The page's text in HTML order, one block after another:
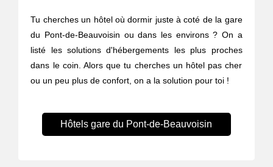
Tu cherches un hôtel où dormir juste à coté de la gare
du Pont-de-Beauvoisin ou dans les environs ? On a
listé les solutions d'hébergements les plus proches
dans le coin. Alors que tu cherches un hôtel pas cher
ou un peu plus de confort, on a la solution pour toi !
Hôtels gare du Pont-de-Beauvoisin